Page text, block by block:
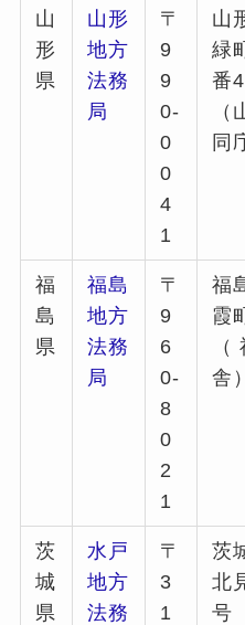
山
形
県
山形
地方
法務
局
〒
9
9
0-
0
0
4
1
山
緑
番
同
福
島
県
福島
地方
法務
局
〒
9
6
0-
8
0
2
1
福
霞
舎）
茨
城
県
水戸
地方
法務
〒
3
1
茨
北
号